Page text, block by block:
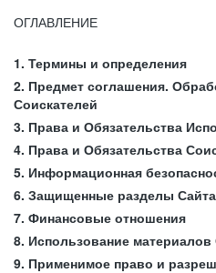
ОГЛАВЛЕНИЕ
1. Термины и определения
2. Предмет соглашения.
Соискателей
3. Права и Обязательства
4. Права и Обязательства
5. Информационная
6. Защищенные разделы
7. Финансовые отношения
8. Использование материалов
9. Применимое право и